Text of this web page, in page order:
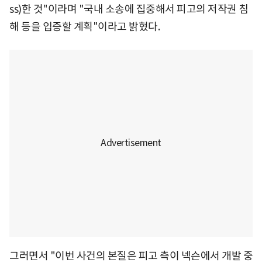
ss)한 것"이라며 "국내 소송에 집중해서 피고의 저작권 침
해 등을 입증할 계획"이라고 밝혔다.
그러면서 "이번 사건의 본질은 피고 측이 넥슨에서 개발 중